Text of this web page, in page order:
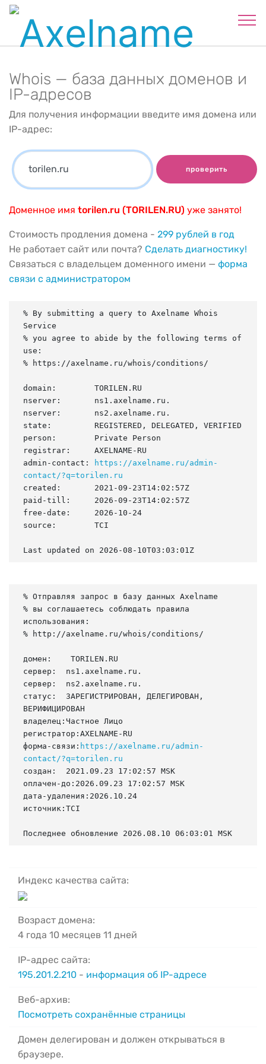
Whois — база данных доменов и
IP-адресов
Для получения информации введите имя домена или
IP-адрес:
проверить
Доменное имя torilen.ru (TORILEN.RU) уже занято!
Стоимость продления домена - 299 рублей в год
Не работает сайт или почта? Сделать диагностику!
Связаться с владельцем доменного имени — форма
связи с администратором
% By submitting a query to Axelname Whois
Service
% you agree to abide by the following terms of
use:
% https://axelname.ru/whois/conditions/
domain:        TORILEN.RU
nserver:       ns1.axelname.ru.
nserver:       ns2.axelname.ru.
state:         REGISTERED, DELEGATED, VERIFIED
person:        Private Person
registrar:     AXELNAME-RU
admin-contact:
https://axelname.ru/admin-
contact/?q=torilen.ru
created:       2021-09-23T14:02:57Z
paid-till:     2026-09-23T14:02:57Z
free-date:     2026-10-24
source:        TCI
Last updated on 2026-08-10T03:03:01Z
% Отправляя запрос в базу данных Axelname
% вы соглашаетесь соблюдать правила
использования:
% http://axelname.ru/whois/conditions/
домен:    TORILEN.RU
сервер:  ns1.axelname.ru.
сервер:  ns2.axelname.ru.
статус:  ЗАРЕГИСТРИРОВАН, ДЕЛЕГИРОВАН,
ВЕРИФИЦИРОВАН
владелец:Частное Лицо
регистратор:AXELNAME-RU
форма-связи: https://axelname.ru/admin-
contact/?q=torilen.ru
создан:  2021.09.23 17:02:57 MSK
оплачен-до:2026.09.23 17:02:57 MSK
дата-удаления:2026.10.24
источник:TCI
Последнее обновление 2026.08.10 06:03:01 MSK
Индекс качества сайта:
Возраст домена:
4 года 10 месяцев 11 дней
IP-адрес сайта:
195.201.2.210 - информация об IP-адресе
Веб-архив:
Посмотреть сохранённые страницы
Домен делегирован и должен открываться в
браузере.